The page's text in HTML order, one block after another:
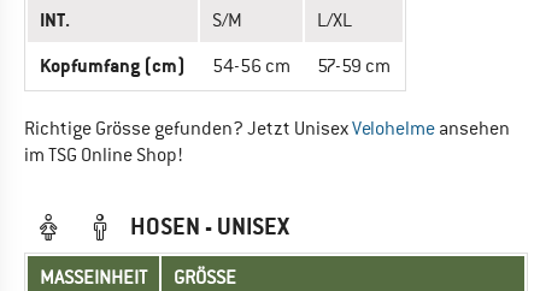
INT. S/M L/XL
Kopfumfang (cm) 54-56 cm 57-59 cm
Richtige Grösse gefunden? Jetzt UnisexVelohelme ansehen
im TSG Online Shop!
HOSEN - UNISEX
MASSEINHEIT GRÖSSE